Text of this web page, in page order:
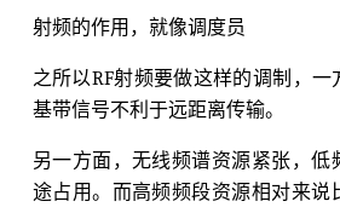
射频的作用，就像调度员
之所以RF射频要做这样的调制，一
基带信号不利于远距离传输。
另一方面，无线频谱资源紧张，低
途占用。而高频频段资源相对来说